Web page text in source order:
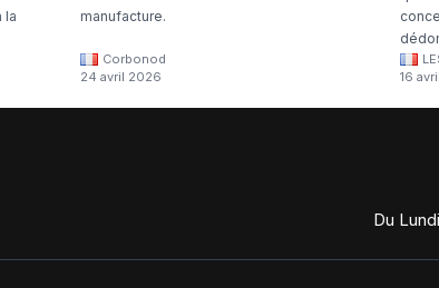
la
manufacture.
Corbonod
24 avril 2026
!
16
Du